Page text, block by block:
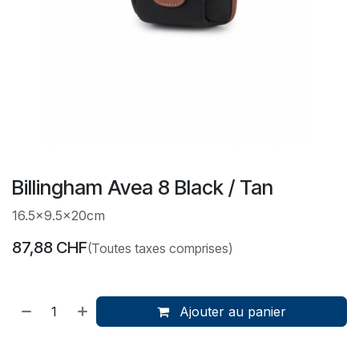
Billingham Avea 8 Black / Tan
16.5x9.5x20cm
87,88 CHF(Toutes taxes comprises)
Ajouter au panier